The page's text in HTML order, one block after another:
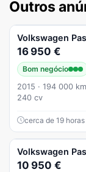
Outros
Volkswagen
16 950 €
Bom negócio
2015 · 194 000 km
240 cv
cerca de 19
Volkswagen
10 950 €